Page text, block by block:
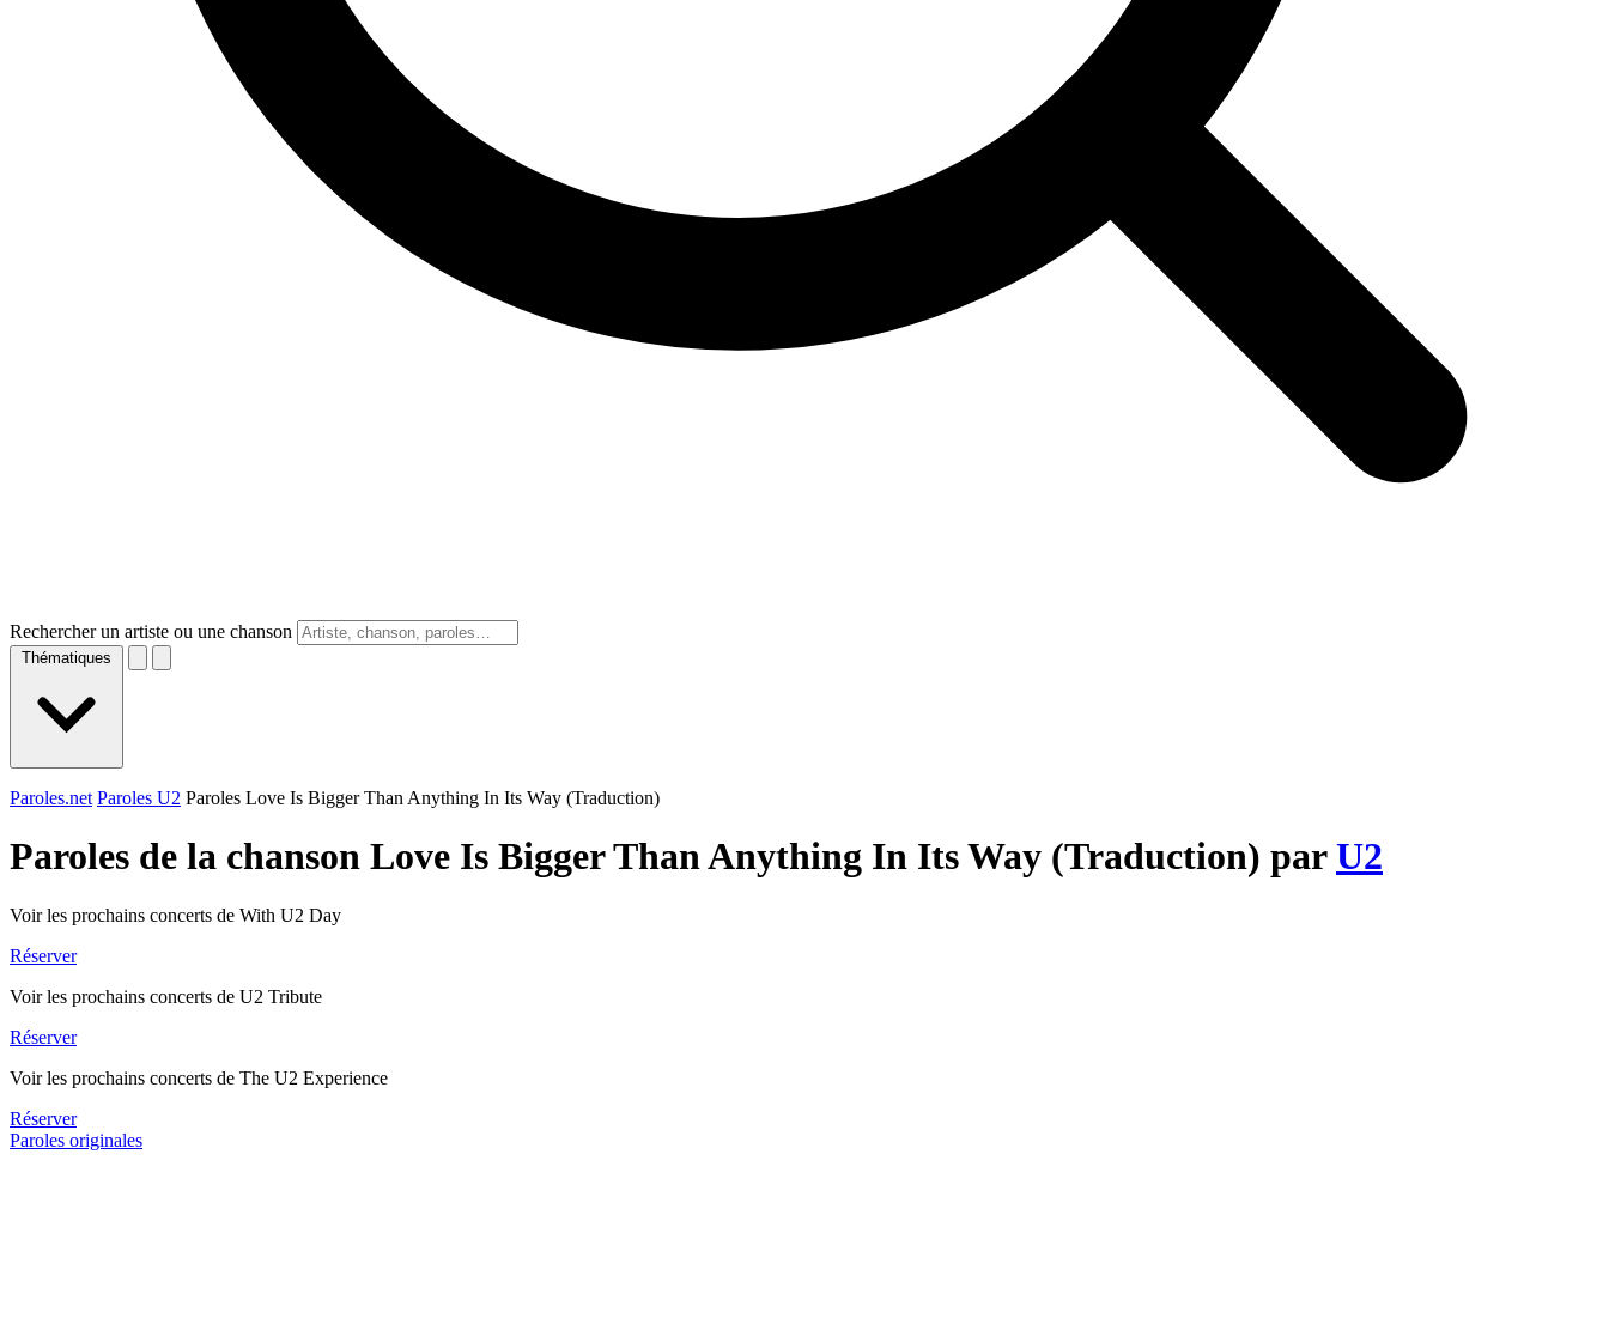
Rechercher un artiste ou une chanson
Thématiques
Paroles.net Paroles U2 Paroles Love Is Bigger Than Anything In Its Way (Traduction)
Paroles de la chanson Love Is Bigger Than Anything In Its Way (Traduction) parU2
Voir les prochains concerts de With U2 Day
Réserver
Voir les prochains concerts de U2 Tribute
Réserver
Voir les prochains concerts de The U2 Experience
Réserver
Paroles originales